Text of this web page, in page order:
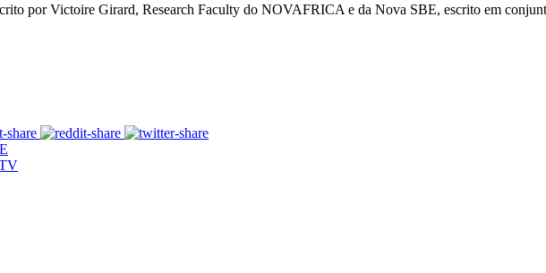
por Victoire Girard, Research Faculty do NOVAFRICA e da Nova SBE, escrito em